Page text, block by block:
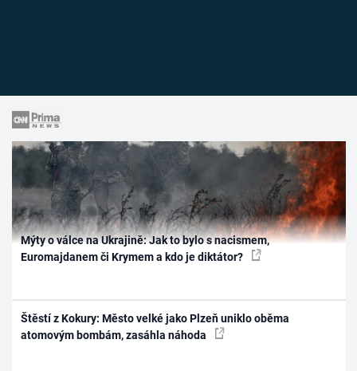
Mýty o válce na Ukrajině: Jak to bylo s nacismem,
Euromajdanem či Krymem a kdo je diktátor?
Štěstí z Kokury: Město velké jako Plzeň uniklo oběma
atomovým bombám, zasáhla náhoda